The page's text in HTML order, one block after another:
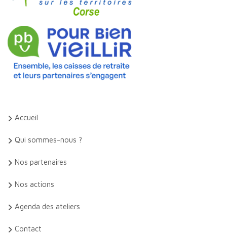
Accueil
Qui sommes-nous ?
Nos partenaires
Nos actions
Agenda des ateliers
Contact